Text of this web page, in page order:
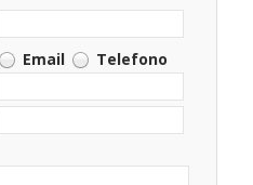
Email
Telefono